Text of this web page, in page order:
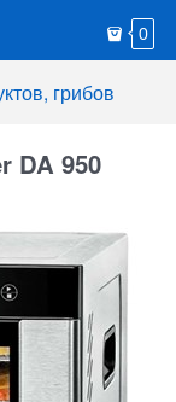
0
грибов
DA 950